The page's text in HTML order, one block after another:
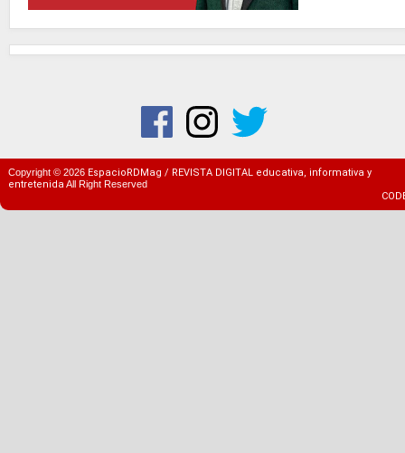
Copyright © 2026 EspacioRDMag / REVISTA DIGITAL educativa, informativa y
entretenidaAll Right Reserved